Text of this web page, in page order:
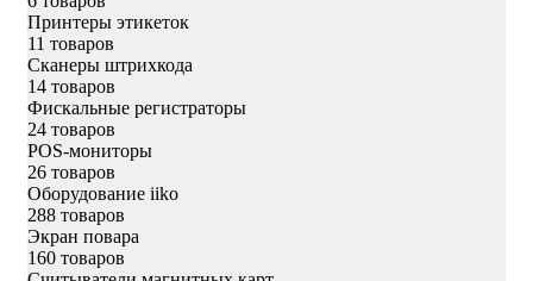
Принтеры этикеток
11 товаров
Сканеры штрихкода
14 товаров
Фискальные регистраторы
24 товаров
POS-мониторы
26 товаров
Оборудование iiko
288 товаров
Экран повара
160 товаров